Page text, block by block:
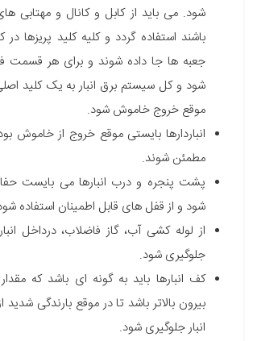
شود. می باید از کابل و کانال و مهتابی
باشند استفاده گردد و کلیه کلید پریزها
جعبه ها جا داده شوند و برای هر قسمت
شود و کل سیستم برق انبار به یک کلید
موقع خروج خاموش شود.
انباردارها بایستی موقع خروج از خاموش
مطمئن شوند.
پشت پنجره و درب انبارها می بایست
شود و از قفل های قابل اطمینان استفاده
از لوله کشی آب، گاز فاضلاب، درداخل
جلوگیری شود.
کف انبارها باید به گونه ای باشد که
بیرون بالاتر باشد تا در موقع بارندگی
انبار جلوگیری شود.